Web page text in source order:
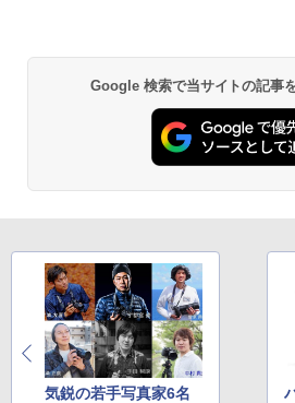
Google 検索で当サイトの記事
気鋭の若手写真家6名